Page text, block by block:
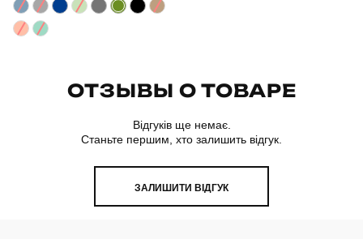
ОТЗЫВЫ О ТОВАРЕ
Відгуків ще немає.
Станьте першим, хто залишить відгук.
ЗАЛИШИТИ ВІДГУК